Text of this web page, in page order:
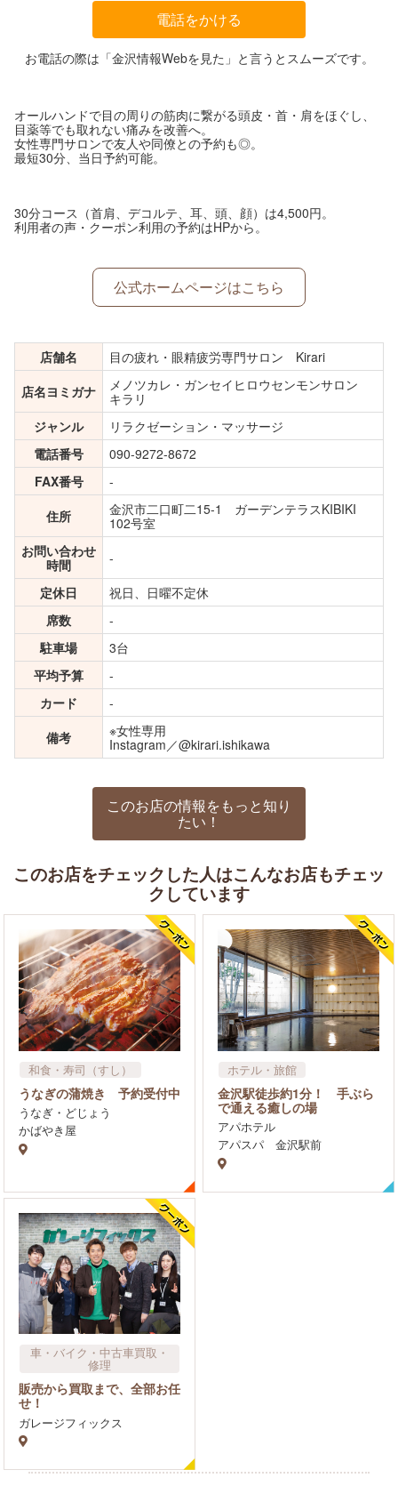
電話をかける
お電話の際は「金沢情報Webを見た」と言うとスムーズです。
オールハンドで目の周りの筋肉に繋がる頭皮・首・肩をほぐし、
目薬等でも取れない痛みを改善へ。
女性専門サロンで友人や同僚との予約も◎。
最短30分、当日予約可能。
30分コース（首肩、デコルテ、耳、頭、顔）は4,500円。
利用者の声・クーポン利用の予約はHPから。
公式ホームページはこちら
店舗名
目の疲れ・眼精疲労専門サロン Kirari
店名ヨミガナ
メノツカレ・ガンセイヒロウセンモンサロン
キラリ
ジャンル
リラクゼーション・マッサージ
電話番号
090-9272-8672
FAX番号
-
住所
金沢市二口町二15-1 ガーデンテラスKIBIKI
102号室
お問い合わせ
時間
-
定休日
祝日、日曜不定休
席数
-
駐車場
3台
平均予算
-
カード
-
備考
※女性専用
Instagram／@kirari.ishikawa
このお店の情報をもっと知り
たい！
このお店をチェックした人はこんなお店もチェッ
クしています
和食・寿司（すし）
屋台
その他
うなぎの蒲焼き 予約受付中
うなぎ・どじょう
かばやき屋
ホテル・旅館
リラクゼーション・マッサ
ージ
温泉・銭湯
金沢駅徒歩約1分！ 手ぶら
で通える癒しの場
アパホテル
アパスパ 金沢駅前
車​・バイク・中古車買取・
修理
販売から買取まで、全部お任
せ！
ガレージフィックス